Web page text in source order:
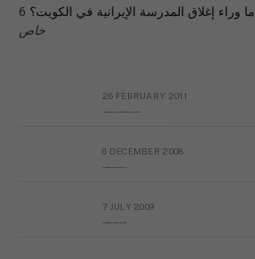
ما وراء إغلاق المدرسة الإيرانية في الكويت؟
خاص
26 FEBRUARY 2011
6 DECEMBER 2008
7 JULY 2009